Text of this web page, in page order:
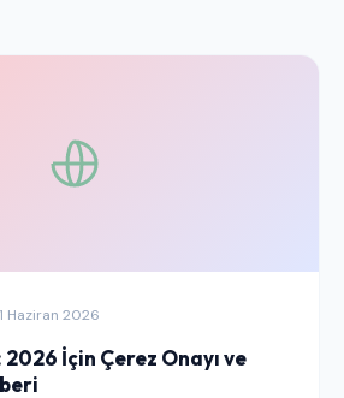
Haziran 2026
İçin Çerez Onayı ve